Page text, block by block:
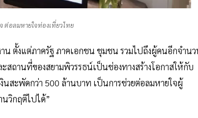
ต่อลมหายใจท่องเที่ยวไทย
ตั้งแต่ภาครัฐ ภาคเอกชน ชุมชน รวมไปถึงผู้คนอีกจำน
ถานที่ของสยามพิวรรธน์เป็นช่องทางสร้างโอกาสให้กับ
นสะพัดกว่า 500 ล้านบาท เป็นการช่วยต่อลมหายใจผู้
วิกฤติไปได้”